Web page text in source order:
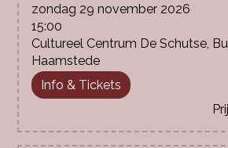
zondag 29 november 2026
15:00
Cultureel Centrum De Schutse,
Haamstede
Info & Tickets